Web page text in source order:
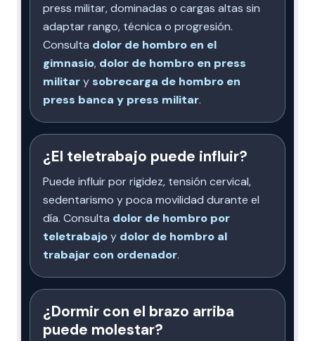
press militar, dominadas o cargas altas sin
adaptar rango, técnica o progresión.
Consulta dolor de hombro en el
gimnasio, dolor de hombro en press
military sobrecarga de hombro en
press banca y press militar.
¿El teletrabajo puede influir?
Puede influir por rigidez, tensión cervical,
sedentarismo y poca movilidad durante el
día. Consulta dolor de hombro por
teletrabajoy dolor de hombro al
trabajar con ordenador.
¿Dormir con el brazo arriba
puede molestar?